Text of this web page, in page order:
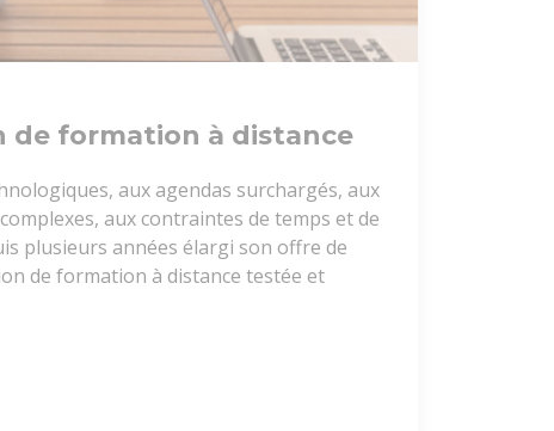
de formation à distance
aux agendas surchargés, aux
aux contraintes de temps et de
plusieurs années élargi son offre de
de formation à distance testée et